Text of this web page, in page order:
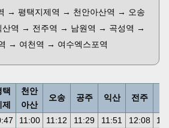
→ 평택지제역 → 천안아산역 → 오송
역 → 전주역 → 남원역 → 곡성역 →
→ 여천역 → 여수엑스포역
택
제
천안
아산
오송 공주 익산 전주
11:00 11:12 11:29 11:51 12:08